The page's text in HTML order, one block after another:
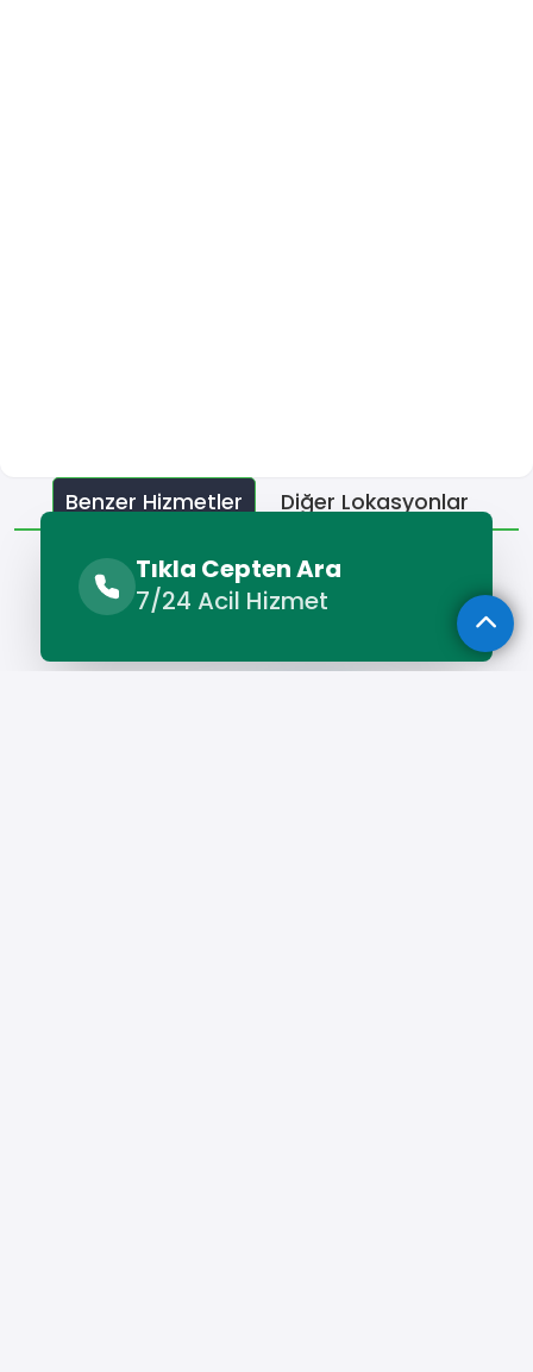
Tıkla Cepten Ara
7/24 Acil Hizmet
Benzer Hizmetler Diğer Lokasyonlar
Benzer Hizmetler